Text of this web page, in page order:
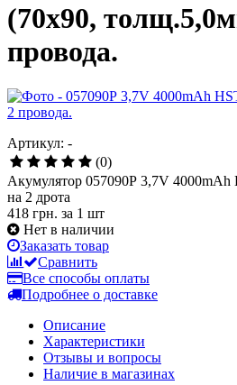
(70x90,
провода.
Артикул: -
(0)
Акумулятор 057090Р 3,7V
на 2 дрота
418 грн. за 1 шт
Нет в наличии
Заказать товар
Сравнить
Все способы оплаты
Подробнее о доставке
Описание
Характеристики
Отзывы и вопросы
Наличие в магазинах